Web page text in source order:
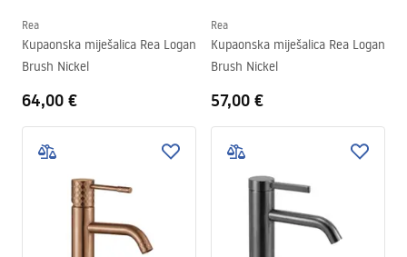
Rea
Kupaonska miješalica Rea Logan
Brush Nickel
64,00 €
Rea
Kupaonska miješalica Rea Logan
Brush Nickel
57,00 €